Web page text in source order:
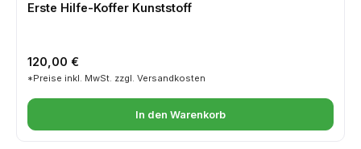
Erste Hilfe-Koffer Kunststoff
Regulärer Preis:
120,00 €
*Preise inkl. MwSt. zzgl. Versandkosten
In den Warenkorb